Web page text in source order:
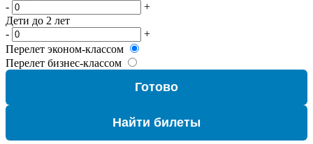
-
+
Дети до 2 лет
-
+
Перелет эконом-классом
Перелет бизнес-классом
Готово
Найти билеты